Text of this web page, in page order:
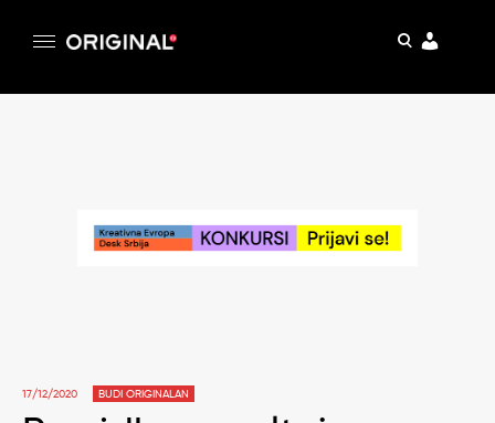
pretraga
17/12/2020 BUDI ORIGINALAN